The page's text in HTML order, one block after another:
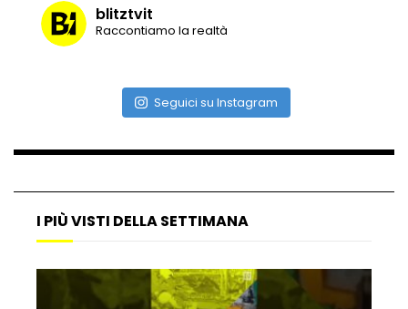
attimi di paura
i droni russi
blitztvit
Raccontiamo la realtà
Seguici su Instagram
I PIÙ VISTI DELLA SETTIMANA